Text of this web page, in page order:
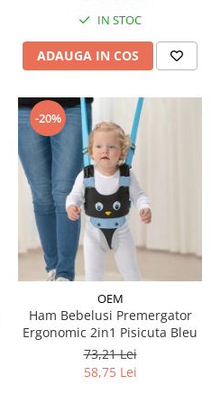
IN STOC
ADAUGA IN COS
-20%
OEM
Ham Bebelusi Premergator
Ergonomic 2in1 Pisicuta Bleu
73,21 Lei
58,75 Lei